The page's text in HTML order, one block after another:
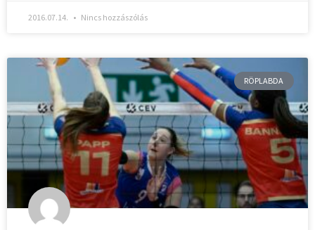
2016.07.14. Nincs hozzászólás
RÖPLABDA